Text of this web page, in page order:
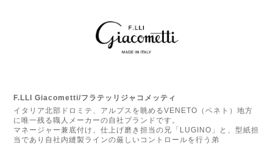
F.LLI Giacometti/フラテッリジャコメッティ
イタリア北部ドロミテ、アルプスを眺めるVENETO（ベネト）地方
に唯一残る職人メーカーの自社ブランドです。
マネージャー兼底付け、仕上げ磨き担当の兄「LUGINO」と、型紙担
当であり自社内縫製ラインの厳しいコントロールを行う弟